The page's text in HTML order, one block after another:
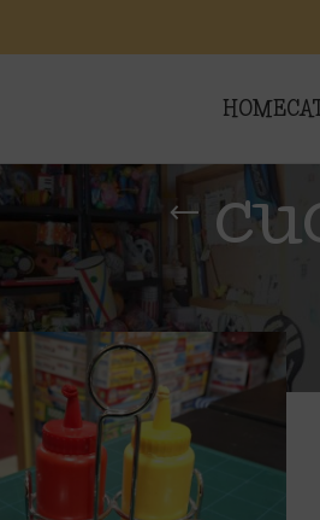
HOME
Prodotti taggati “cucina”